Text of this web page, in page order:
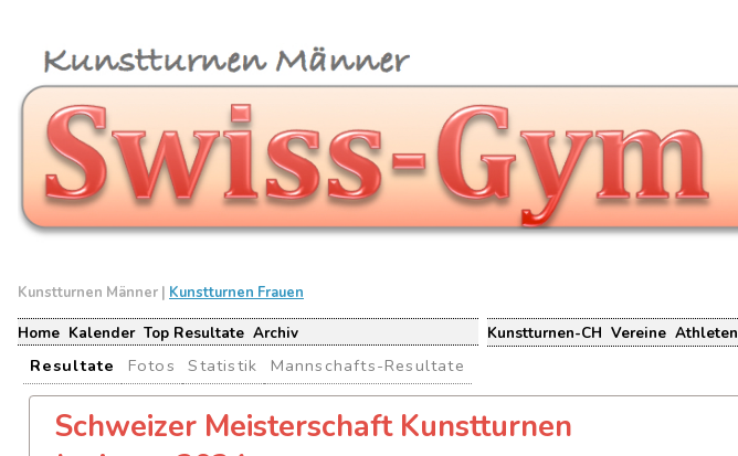
Kunstturnen Männer | Kunstturnen Frauen
Home Kalender Top Resultate Archiv Kunstturnen-CH Vereine Athleten
Resultate Fotos Statistik Mannschafts-Resultate
Schweizer Meisterschaft Kunstturnen